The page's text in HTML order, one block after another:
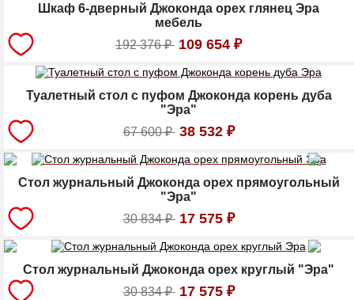
Шкаф 6-дверный Джоконда орех глянец Эра
мебель
192 376₽ 109 654 ₽
Туалетный стол с пуфом Джоконда корень дуба
"Эра"
67 600₽ 38 532 ₽
Стол журнальный Джоконда орех прямоугольный
"Эра"
30 834₽ 17 575 ₽
Стол журнальный Джоконда орех круглый "Эра"
30 834₽ 17 575 ₽